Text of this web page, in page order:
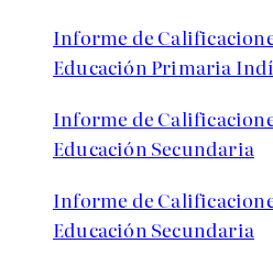
Informe de
Educación Primaria
Informe de
Educación Secundaria
Informe de
Educación Secundaria